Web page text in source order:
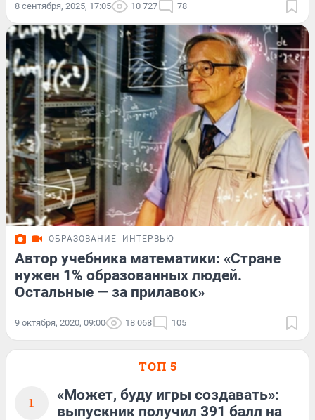
8 сентября, 2025, 17:05 10 727 78
ОБРАЗОВАНИЕ ИНТЕРВЬЮ
Автор учебника математики: «Стране
нужен 1% образованных людей.
Остальные — за прилавок»
9 октября, 2020, 09:00 18 068 105
ТОП 5
1
«Может, буду игры создавать»:
выпускник получил 391 балл на